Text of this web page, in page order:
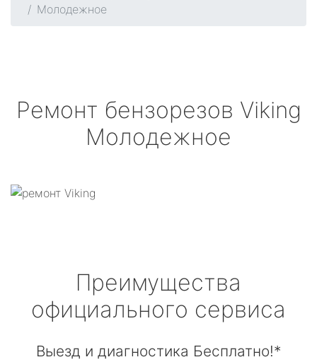
Молодежное
Ремонт бензорезов Viking
Молодежное
Преимущества
официального сервиса
Выезд и диагностика Бесплатно!*